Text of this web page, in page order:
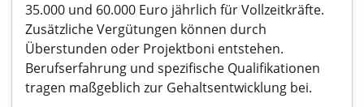
35.000 und 60.000 Euro jährlich für Vollzeitkräfte.
Zusätzliche Vergütungen können durch
Überstunden oder Projektboni entstehen.
Berufserfahrung und spezifische Qualifikationen
tragen maßgeblich zur Gehaltsentwicklung bei.